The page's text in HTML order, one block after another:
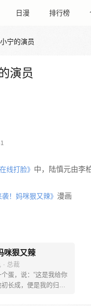
日漫 排行榜
宁的演员
演员
线打脸》 中，陆慎元由李
袭！妈咪狠又辣》 漫画
咪狠又辣
· 总裁
蛋，说：“这是我给你
长成，便是我的归